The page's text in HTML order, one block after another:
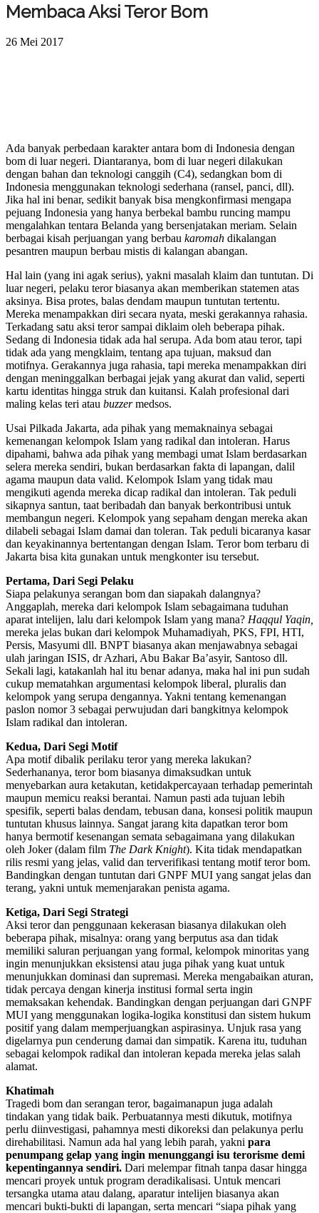
Membaca Aksi Teror Bom
26 Mei 2017
Ada banyak perbedaan karakter antara bom di Indonesia dengan
bom di luar negeri. Diantaranya, bom di luar negeri dilakukan
dengan bahan dan teknologi canggih (C4), sedangkan bom di
Indonesia menggunakan teknologi sederhana (ransel, panci, dll).
Jika hal ini benar, sedikit banyak bisa mengkonfirmasi mengapa
pejuang Indonesia yang hanya berbekal bambu runcing mampu
mengalahkan tentara Belanda yang bersenjatakan meriam. Selain
berbagai kisah perjuangan yang berbau karomah dikalangan
pesantren maupun berbau mistis di kalangan abangan.
Hal lain (yang ini agak serius), yakni masalah klaim dan tuntutan. Di
luar negeri, pelaku teror biasanya akan memberikan statemen atas
aksinya. Bisa protes, balas dendam maupun tuntutan tertentu.
Mereka menampakkan diri secara nyata, meski gerakannya rahasia.
Terkadang satu aksi teror sampai diklaim oleh beberapa pihak.
Sedang di Indonesia tidak ada hal serupa. Ada bom atau teror, tapi
tidak ada yang mengklaim, tentang apa tujuan, maksud dan
motifnya. Gerakannya juga rahasia, tapi mereka menampakkan diri
dengan meninggalkan berbagai jejak yang akurat dan valid, seperti
kartu identitas hingga struk dan kuitansi. Kalah profesional dari
maling kelas teri atau buzzermedsos.
Usai Pilkada Jakarta, ada pihak yang memaknainya sebagai
kemenangan kelompok Islam yang radikal dan intoleran. Harus
dipahami, bahwa ada pihak yang membagi umat Islam berdasarkan
selera mereka sendiri, bukan berdasarkan fakta di lapangan, dalil
agama maupun data valid. Kelompok Islam yang tidak mau
mengikuti agenda mereka dicap radikal dan intoleran. Tak peduli
sikapnya santun, taat beribadah dan banyak berkontribusi untuk
membangun negeri. Kelompok yang sepaham dengan mereka akan
dilabeli sebagai Islam damai dan toleran. Tak peduli bicaranya kasar
dan keyakinannya bertentangan dengan Islam. Teror bom terbaru di
Jakarta bisa kita gunakan untuk mengkonter isu tersebut.
Pertama, Dari Segi Pelaku
Siapa pelakunya serangan bom dan siapakah dalangnya?
Anggaplah, mereka dari kelompok Islam sebagaimana tuduhan
aparat intelijen, lalu dari kelompok Islam yang mana? Haqqul Yaqin,
mereka jelas bukan dari kelompok Muhamadiyah, PKS, FPI, HTI,
Persis, Masyumi dll. BNPT biasanya akan menjawabnya sebagai
ulah jaringan ISIS, dr Azhari, Abu Bakar Ba’asyir, Santoso dll.
Sekali lagi, katakanlah hal itu benar adanya, maka hal ini pun sudah
cukup mematahkan argumentasi kelompok liberal, pluralis dan
kelompok yang serupa dengannya. Yakni tentang kemenangan
paslon nomor 3 sebagai perwujudan dari bangkitnya kelompok
Islam radikal dan intoleran.
Kedua, Dari Segi Motif
Apa motif dibalik perilaku teror yang mereka lakukan?
Sederhananya, teror bom biasanya dimaksudkan untuk
menyebarkan aura ketakutan, ketidakpercayaan terhadap pemerintah
maupun memicu reaksi berantai. Namun pasti ada tujuan lebih
spesifik, seperti balas dendam, tebusan dana, konsesi politik maupun
tuntutan khusus lainnya. Sangat jarang kita dapatkan teror bom
hanya bermotif kesenangan semata sebagaimana yang dilakukan
oleh Joker (dalam film The Dark Knight). Kita tidak mendapatkan
rilis resmi yang jelas, valid dan terverifikasi tentang motif teror bom.
Bandingkan dengan tuntutan dari GNPF MUI yang sangat jelas dan
terang, yakni untuk memenjarakan penista agama.
Ketiga, Dari Segi Strategi
Aksi teror dan penggunaan kekerasan biasanya dilakukan oleh
beberapa pihak, misalnya: orang yang berputus asa dan tidak
memiliki saluran perjuangan yang formal, kelompok minoritas yang
ingin menunjukkan eksistensi atau juga pihak yang kuat untuk
menunjukkan dominasi dan supremasi. Mereka mengabaikan aturan,
tidak percaya dengan kinerja institusi formal serta ingin
memaksakan kehendak. Bandingkan dengan perjuangan dari GNPF
MUI yang menggunakan logika-logika konstitusi dan sistem hukum
positif yang dalam memperjuangkan aspirasinya. Unjuk rasa yang
digelarnya pun cenderung damai dan simpatik. Karena itu, tuduhan
sebagai kelompok radikal dan intoleran kepada mereka jelas salah
alamat.
Khatimah
Tragedi bom dan serangan teror, bagaimanapun juga adalah
tindakan yang tidak baik. Perbuatannya mesti dikutuk, motifnya
perlu diinvestigasi, pahamnya mesti dikoreksi dan pelakunya perlu
direhabilitasi. Namun ada hal yang lebih parah, yakni para
penumpang gelap yang ingin menunggangi isu terorisme demi
kepentingannya sendiri. Dari melempar fitnah tanpa dasar hingga
mencari proyek untuk program deradikalisasi. Untuk mencari
tersangka utama atau dalang, aparatur intelijen biasanya akan
mencari bukti-bukti di lapangan, serta mencari “siapa pihak yang